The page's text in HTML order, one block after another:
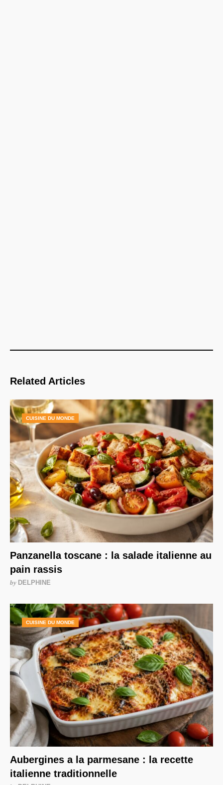
Related Articles
CUISINE DU MONDE
Panzanella toscane : la salade italienne au
pain rassis
by DELPHINE
CUISINE DU MONDE
Aubergines a la parmesane : la recette
italienne traditionnelle